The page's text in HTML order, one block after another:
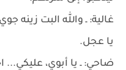
غالية: ـ والله البت
يا عجل.
ضاحي: ـ يا أبوي، عليكي...